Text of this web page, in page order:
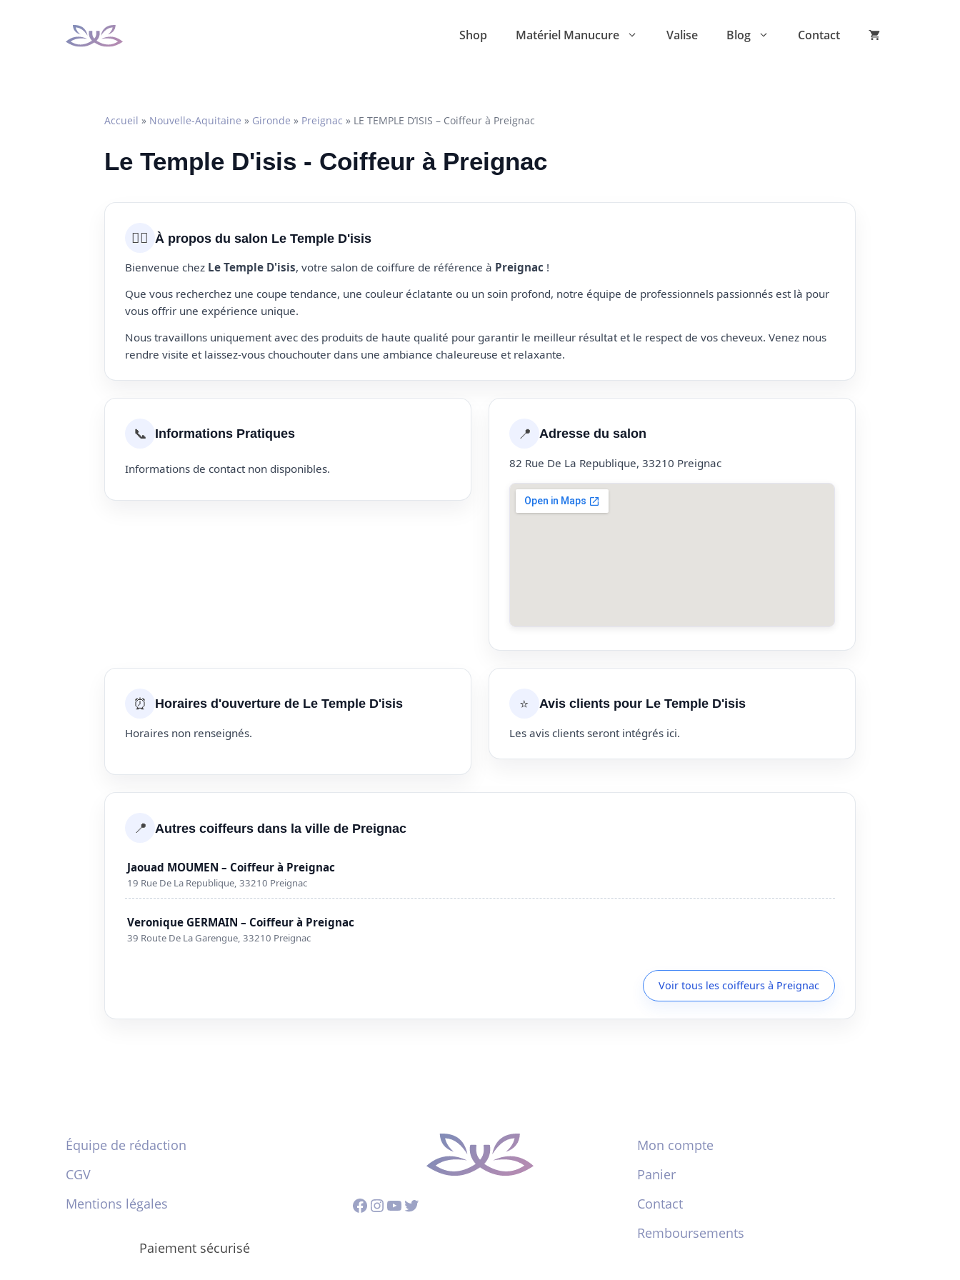
Shop Matériel Manucure Valise Blog Contact
Accueil » Nouvelle-Aquitaine » Gironde » Preignac » LE TEMPLE D’ISIS – Coiffeur à Preignac
Le Temple D'isis - Coiffeur à Preignac
💇‍♀️ À propos du salon Le Temple D'isis
Bienvenue chez Le Temple D'isis, votre salon de coiffure de référence à Preignac !
Que vous recherchez une coupe tendance, une couleur éclatante ou un soin profond, notre équipe de professionnels passionnés est là pour
vous offrir une expérience unique.
Nous travaillons uniquement avec des produits de haute qualité pour garantir le meilleur résultat et le respect de vos cheveux. Venez nous
rendre visite et laissez-vous chouchouter dans une ambiance chaleureuse et relaxante.
📞 Informations Pratiques
Informations de contact non disponibles.
📍 Adresse du salon
82 Rue De La Republique, 33210 Preignac
⏰ Horaires d'ouverture de Le Temple D'isis
Horaires non renseignés.
⭐ Avis clients pour Le Temple D'isis
Les avis clients seront intégrés ici.
📍 Autres coiffeurs dans la ville de Preignac
Jaouad MOUMEN – Coiffeur à Preignac
19 Rue De La Republique, 33210 Preignac
Veronique GERMAIN – Coiffeur à Preignac
39 Route De La Garengue, 33210 Preignac
Voir tous les coiffeurs à Preignac
Équipe de rédaction
CGV
Mentions légales
Paiement sécurisé
Facebook
Instagram
YouTube
Twitter
Mon compte
Panier
Contact
Remboursements